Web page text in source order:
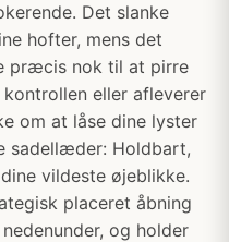
Det slanke
hofter, mens det
præcis nok til at pirre
eller afleverer
om at låse dine lyster
sadellæder: Holdbart,
vildeste øjeblikke.
placeret åbning
og holder